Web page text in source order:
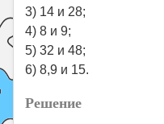
3) 14 и 28;
4) 8 и 9;
5) 32 и 48;
6) 8,9 и 15.
Решение